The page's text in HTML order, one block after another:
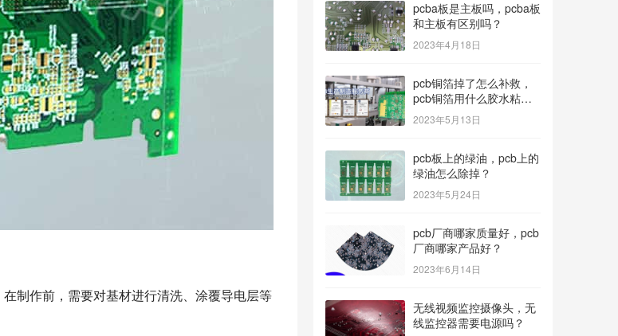
制作前，需要对基材进行清洗、涂覆导电层等
pcba板是主板吗，pcba板
和主板有区别吗？
2023年4月18日
pcb铜箔掉了怎么补救，
pcb铜箔用什么胶水粘上
的？
2023年5月13日
pcb板上的绿油，pcb上的
绿油怎么除掉？
2023年5月24日
pcb厂商哪家质量好，pcb
厂商哪家产品好？
2023年6月14日
无线视频监控摄像头，无
线监控器需要电源吗？